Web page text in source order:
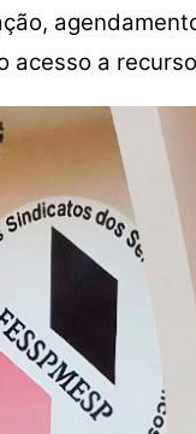
acesso a